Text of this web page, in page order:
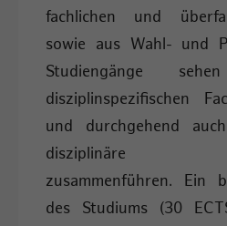
fachlichen und
sowie aus Wahl- und
Studiengänge
disziplinspezifischen
und durchgehend
disziplinäre
zusammenführen. Ein
des Studiums (30